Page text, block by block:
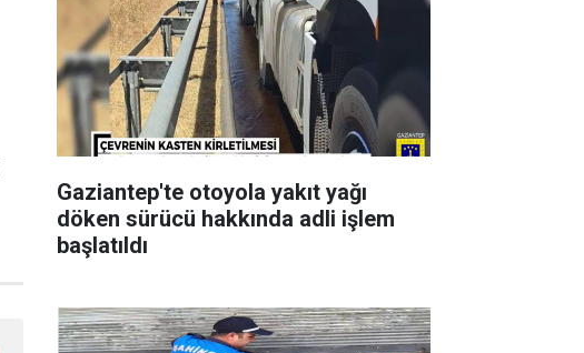
Gaziantep'te otoyola yakıt yağı
döken sürücü hakkında adli işlem
başlatıldı